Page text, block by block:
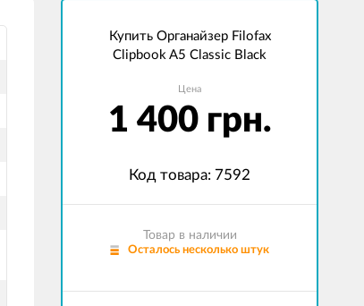
Купить Органайзер Filofax
Clipbook A5 Classic Black
Цена
1 400 грн.
Код товара: 7592
Товар в наличии
Осталось несколько штук